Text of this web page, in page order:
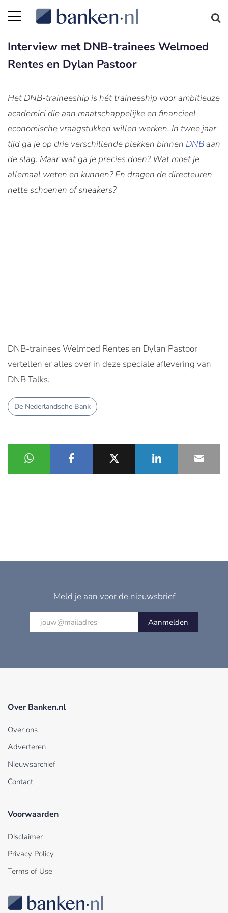
Interview met DNB-trainees Welmoed
Rentes en Dylan Pastoor
Het DNB-traineeship is hét traineeship voor ambitieuze
academici die aan maatschappelijke en financieel-
economische vraagstukken willen werken. In twee jaar
tijd ga je op drie verschillende plekken binnen DNBaan
de slag. Maar wat ga je precies doen? Wat moet je
allemaal weten en kunnen? En dragen de directeuren
nette schoenen of sneakers?
DNB-trainees Welmoed Rentes en Dylan Pastoor
vertellen er alles over in deze speciale aflevering van
DNB Talks.
De Nederlandsche Bank
Meld je aan voor de nieuwsbrief
Aanmelden
Over Banken.nl
Over ons
Adverteren
Nieuwsarchief
Contact
Voorwaarden
Disclaimer
Privacy Policy
Terms of Use